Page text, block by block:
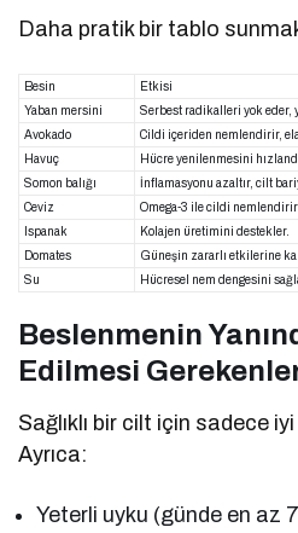
Daha pratik bir tablo
Besin
Etkisi
Yaban mersini
Serbest radikalleri yok eder,
Avokado
Cildi içeriden nemlendirir,
Havuç
Hücre yenilenmesini
Somon balığı
İnflamasyonu azaltır, cilt
Ceviz
Omega-3 ile cildi nemlendirir.
Ispanak
Kolajen üretimini destekler.
Domates
Güneşin zararlı etkilerine
Su
Hücresel nem dengesini
Beslenmenin
Edilmesi
Sağlıklı bir cilt için sadece
Ayrıca:
Yeterli uyku (günde en az